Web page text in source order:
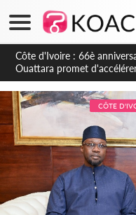
Côte d'Ivoire : À Abidjan,
ivoirien et veut s'en inspirer
de la Guinée
CÔTE